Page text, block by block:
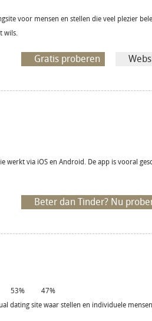
voor mensen en stellen die veel plezier
wils.
Gratis proberen
werkt via iOS en Android. De app is vooral
Beter dan Tinder? Nu
53%
47%
dating site waar stellen en individuele